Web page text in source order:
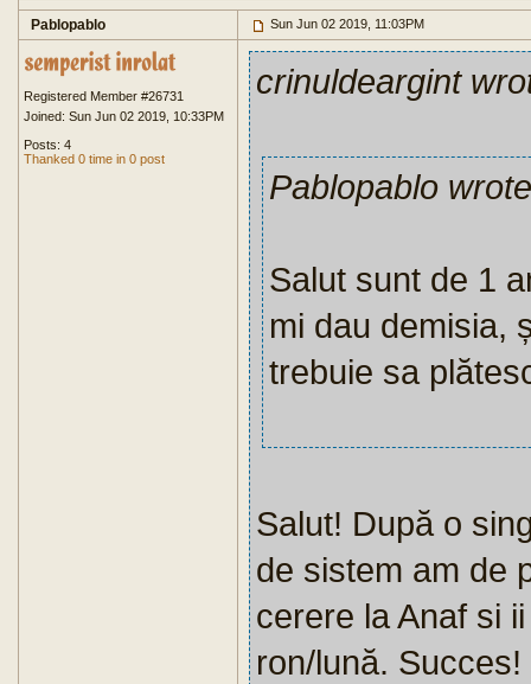
Pablopablo Sun Jun 02 2019, 11:03PM
Registered Member #26731
Joined: Sun Jun 02 2019, 10:33PM
Posts: 4
Thanked 0 time in 0 post
crinuldeargint
Pablopablo wrote
Salut sunt de 1
mi dau demisia,
trebuie sa
Salut! După o
de sistem am de
cerere la Anaf si
ron/lună. Succes!